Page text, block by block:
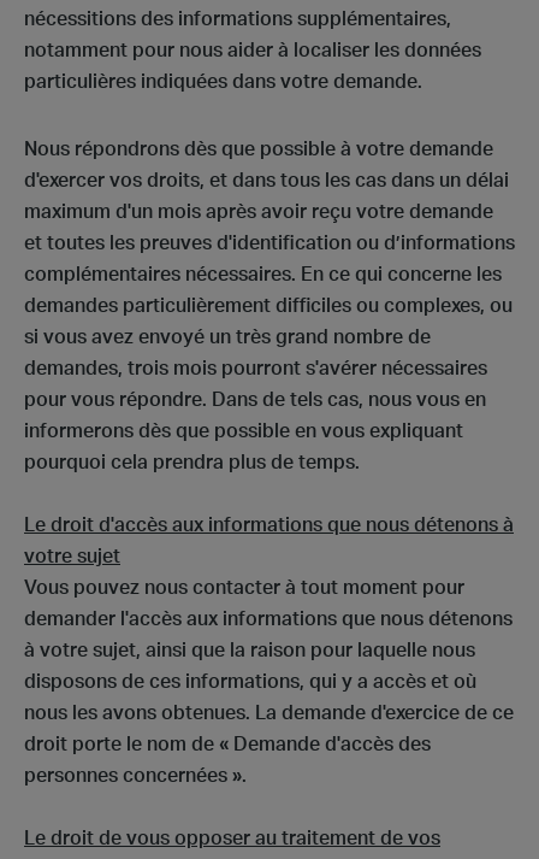
nécessitions des informations supplémentaires,
notamment pour nous aider à localiser les données
particulières indiquées dans votre demande.
Nous répondrons dès que possible à votre demande
d'exercer vos droits, et dans tous les cas dans un délai
maximum d'un mois après avoir reçu votre demande
et toutes les preuves d'identification ou d’informations
complémentaires nécessaires. En ce qui concerne les
demandes particulièrement difficiles ou complexes, ou
si vous avez envoyé un très grand nombre de
demandes, trois mois pourront s'avérer nécessaires
pour vous répondre. Dans de tels cas, nous vous en
informerons dès que possible en vous expliquant
pourquoi cela prendra plus de temps.
Le droit d'accès aux informations que nous détenons à
votre sujet
Vous pouvez nous contacter à tout moment pour
demander l'accès aux informations que nous détenons
à votre sujet, ainsi que la raison pour laquelle nous
disposons de ces informations, qui y a accès et où
nous les avons obtenues. La demande d'exercice de ce
droit porte le nom de « Demande d'accès des
personnes concernées ».
Le droit de vous opposer au traitement de vos